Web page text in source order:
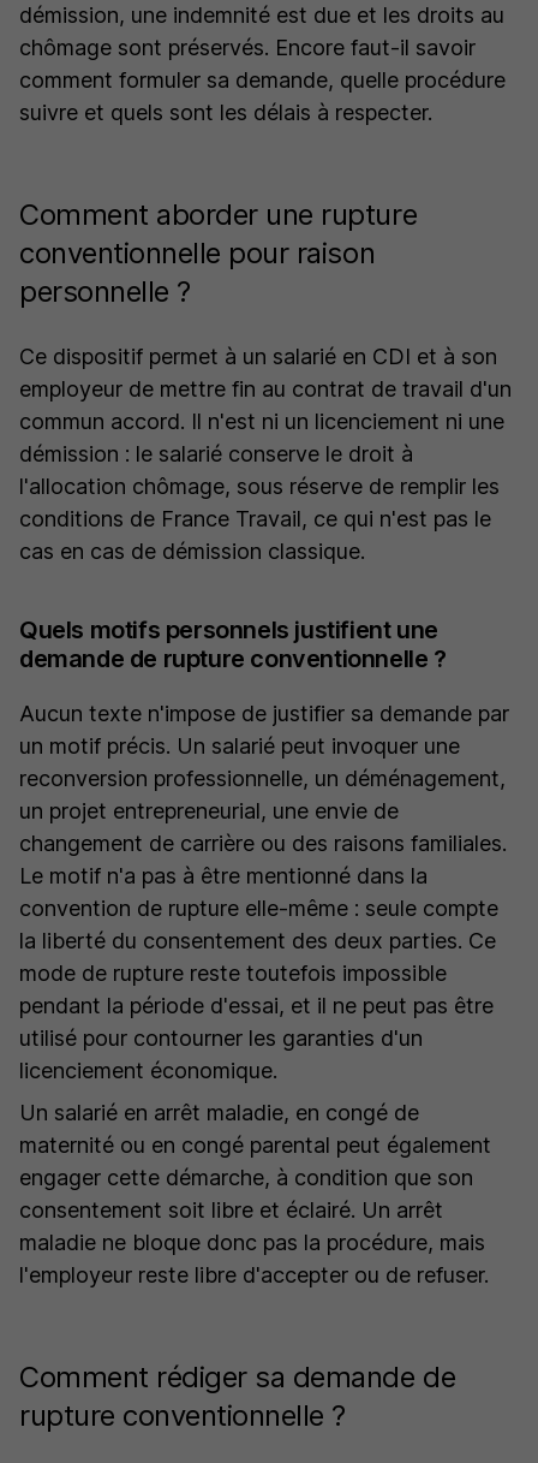
démission, une indemnité est due et les droits au
chômage sont préservés. Encore faut-il savoir
comment formuler sa demande, quelle procédure
suivre et quels sont les délais à respecter.
Comment aborder une rupture
conventionnelle pour raison
personnelle ?
Ce dispositif permet à un salarié en CDI et à son
employeur de mettre fin au contrat de travail d'un
commun accord. Il n'est ni un licenciement ni une
démission : le salarié conserve le droit à
l'allocation chômage, sous réserve de remplir les
conditions de France Travail, ce qui n'est pas le
cas en cas de démission classique.
Quels motifs personnels justifient une
demande de rupture conventionnelle ?
Aucun texte n'impose de justifier sa demande par
un motif précis. Un salarié peut invoquer une
reconversion professionnelle, un déménagement,
un projet entrepreneurial, une envie de
changement de carrière ou des raisons familiales.
Le motif n'a pas à être mentionné dans la
convention de rupture elle-même : seule compte
la liberté du consentement des deux parties. Ce
mode de rupture reste toutefois impossible
pendant la période d'essai, et il ne peut pas être
utilisé pour contourner les garanties d'un
licenciement économique.
Un salarié en arrêt maladie, en congé de
maternité ou en congé parental peut également
engager cette démarche, à condition que son
consentement soit libre et éclairé. Un arrêt
maladie ne bloque donc pas la procédure, mais
l'employeur reste libre d'accepter ou de refuser.
Comment rédiger sa demande de
rupture conventionnelle ?